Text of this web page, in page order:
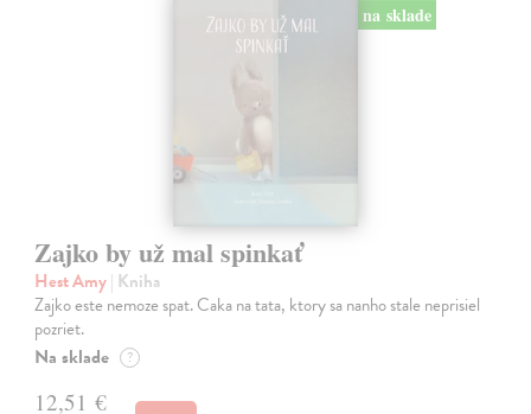
na sklade
Zajko by už mal spinkať
Hest Amy| Kniha
Zajko este nemoze spat. Caka na tata, ktory sa nanho stale neprisiel
pozriet.
Na sklade ?
12,51 €